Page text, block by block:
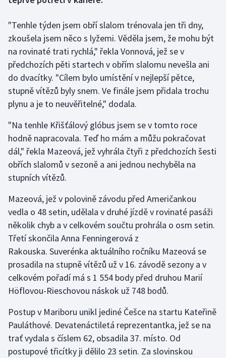
Futsal
Golf
Gymnastika
Házená
Jezdectví
Judo
Krasobruslení
Lezení
Lyže a snowboard
Moderní pětiboj
Motorsport
Olympijské hry
Parasport
Plavání
Plážový volejbal
"Tenhle týden jsem obří slalom trénovala jen tři dny,
zkoušela jsem něco s lyžemi. Věděla jsem, že mohu být
na rovinaté trati rychlá," řekla Vonnová, jež se v
předchozích pěti startech v obřím slalomu nevešla ani
do dvacítky. "Cílem bylo umístění v nejlepší pětce,
stupně vítězů byly snem. Ve finále jsem přidala trochu
plynu a je to neuvěřitelné," dodala.
"Na tenhle Křišťálový glóbus jsem se v tomto roce
hodně napracovala. Teď ho mám a můžu pokračovat
dál," řekla Mazeová, jež vyhrála čtyři z předchozích šesti
obřích slalomů v sezoně a ani jednou nechyběla na
stupních vítězů.
Mazeová, jež v polovině závodu před Američankou
vedla o 48 setin, udělala v druhé jízdě v rovinaté pasáži
několik chyb a v celkovém součtu prohrála o osm setin.
Třetí skončila Anna Fenningerová z
Rakouska. Suverénka aktuálního ročníku Mazeová se
prosadila na stupně vítězů už v 16. závodě sezony a v
celkovém pořadí má s 1 554 body před druhou Marií
Höflovou-Rieschovou náskok už 748 bodů.
Postup v Mariboru unikl jediné Češce na startu Kateřině
Pauláthové. Devatenáctiletá reprezentantka, jež se na
trať vydala s číslem 62, obsadila 37. místo. Od
postupové třicítky ji dělilo 23 setin. Za slovinskou